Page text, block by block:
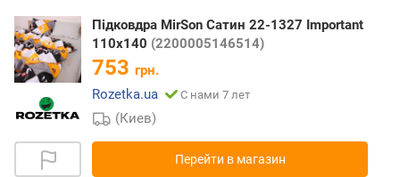
Підковдра MirSon Сатин 22-1327 Important
110х140 (2200005146514)
753 грн.
Rozetka.ua
С нами 7 лет
(Киев)
Перейти в магазин